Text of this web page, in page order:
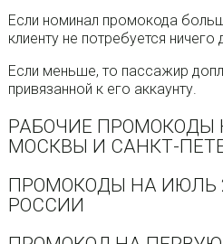
Если номинал промокода
клиенту не потребуется ничего
Если меньше, то пассажир
привязанной к его аккаунту.
РАБОЧИЕ ПРОМОКОДЫ
МОСКВЫ И САНКТ-
ПРОМОКОДЫ НА ИЮЛЬ
РОССИИ